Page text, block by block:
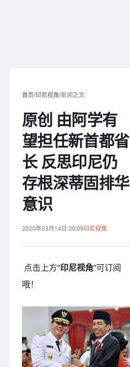
首页/印尼视角/新闻正文
原创 由阿学有
望担任新首都省
长 反思印尼仍
存根深蒂固排华
意识
2020年03月14日 00:09印尼视角
点击上方“印尼视角”可订阅
哦！